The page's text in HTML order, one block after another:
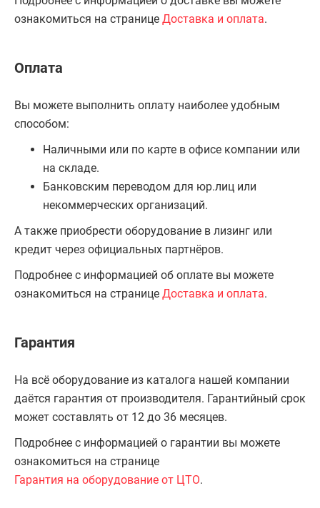
ознакомиться на странице Доставка и оплата.
Оплата
Вы можете выполнить оплату наиболее удобным
способом:
Наличными или по карте в офисе компании или
на складе.
Банковским переводом для юр.лиц или
некоммерческих организаций.
А также приобрести оборудование в лизинг или
кредит через официальных партнёров.
Подробнее с информацией об оплате вы можете
ознакомиться на странице Доставка и оплата.
Гарантия
На всё оборудование из каталога нашей компании
даётся гарантия от производителя. Гарантийный срок
может составлять от 12 до 36 месяцев.
Подробнее с информацией о гарантии вы можете
ознакомиться на странице
Гарантия на оборудование от ЦТО.